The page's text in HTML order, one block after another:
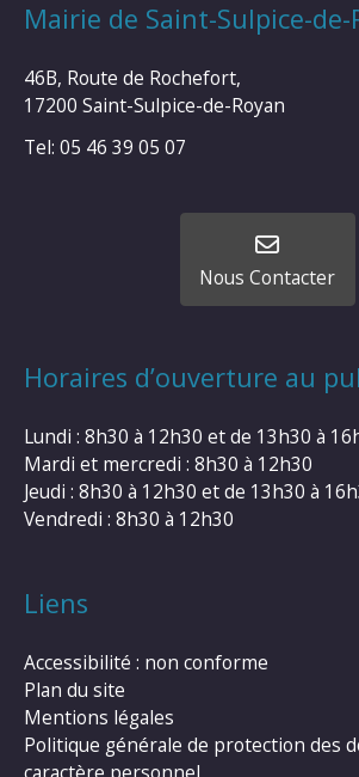
Mairie de Saint-Sulpice-de-
46B, Route de Rochefort,
17200 Saint-Sulpice-de-Royan
Tel: 05 46 39 05 07
Nous Contacter
Horaires d’ouverture au
Lundi : 8h30 à 12h30 et de 13h30 à
Mardi et mercredi : 8h30 à 12h30
Jeudi : 8h30 à 12h30 et de 13h30 à
Vendredi : 8h30 à 12h30
Liens
Accessibilité : non conforme
Plan du site
Mentions légales
Politique générale de protection des